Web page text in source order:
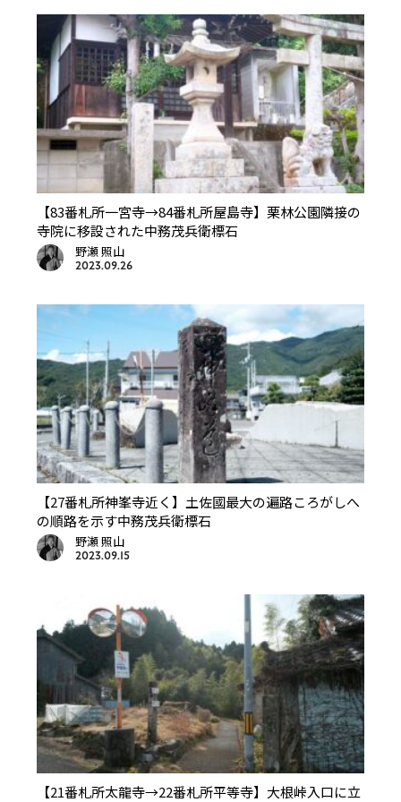
【83番札所一宮寺→84番札所屋島寺】栗林公園隣接の
寺院に移設された中務茂兵衛標石
野瀬 照山
2023.09.26
【27番札所神峯寺近く】土佐國最大の遍路ころがしへ
の順路を示す中務茂兵衛標石
野瀬 照山
2023.09.15
【21番札所太龍寺→22番札所平等寺】大根峠入口に立